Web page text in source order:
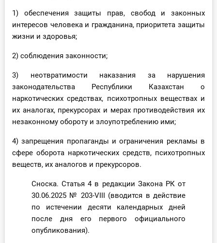
1) обеспечения защиты прав, свобод и законных
интересов человека и гражданина, приоритета защиты
жизни и здоровья;
2) соблюдения законности;
3) неотвратимости наказания за нарушения
законодательства Республики Казахстан о
наркотических средствах, психотропных веществах и
их аналогах, прекурсорах и мерах противодействия их
незаконному обороту и злоупотреблению ими;
4) запрещения пропаганды и ограничения рекламы в
сфере оборота наркотических средств, психотропных
веществ, их аналогов и прекурсоров.
Сноска. Статья 4 в редакции Закона РК от
30.06.2025 № 203-VIII (вводится в действие
по истечении десяти календарных дней
после дня его первого официального
опубликования).